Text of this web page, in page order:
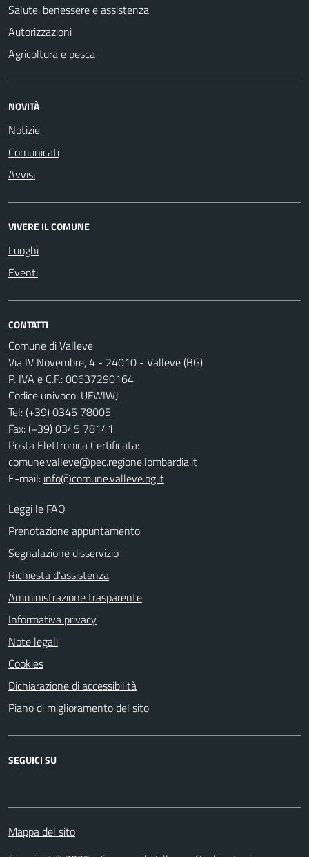
Salute, benessere e assistenza
Autorizzazioni
Agricoltura e pesca
NOVITÀ
Notizie
Comunicati
Avvisi
VIVERE IL COMUNE
Luoghi
Eventi
CONTATTI
Comune di Valleve
Via IV Novembre, 4 - 24010 - Valleve (BG)
P. IVA e C.F.: 00637290164
Codice univoco: UFWIWJ
Tel:(+39) 0345 78005
Fax: (+39) 0345 78141
Posta Elettronica Certificata:
comune.valleve@pec.regione.lombardia.it
E-mail: info@comune.valleve.bg.it
Leggi le FAQ
Prenotazione appuntamento
Segnalazione disservizio
Richiesta d'assistenza
Amministrazione trasparente
Informativa privacy
Note legali
Cookies
Dichiarazione di accessibilità
Piano di miglioramento del sito
SEGUICI SU
Mappa del sito